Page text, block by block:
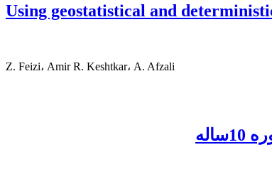
Using geostatistical and
Z. Feizi، Amir R. Keshtkar، A. Afzali